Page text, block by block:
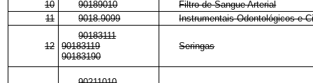
10
90189010
Filtro de Sangue Arterial
11
9018.9099 Instrumentais Odontológicos e
12
90183111
90183119
90183190
Seringas